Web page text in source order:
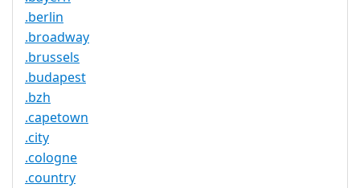
.berlin
.broadway
.brussels
.budapest
.bzh
.capetown
.city
.cologne
.country